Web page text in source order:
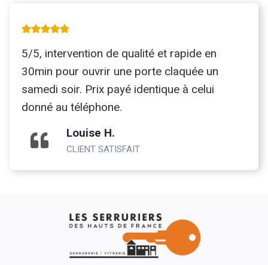
5/5, intervention de qualité et rapide en
30min pour ouvrir une porte claquée un
samedi soir. Prix payé identique à celui
donné au téléphone.
Louise H.
CLIENT SATISFAIT